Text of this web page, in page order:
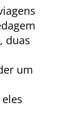
duas
um